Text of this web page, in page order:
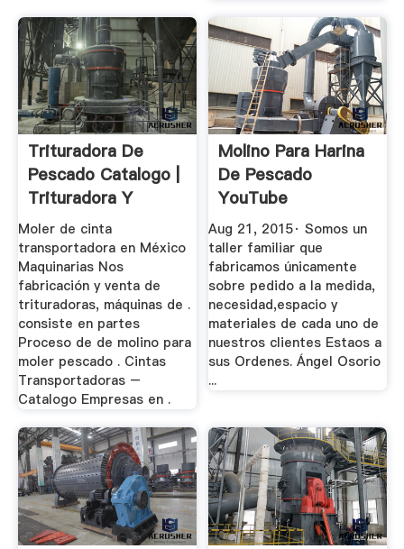
Trituradora De
Pescado Catalogo |
Trituradora Y
Molinos
Moler de cinta
transportadora en México
Maquinarias Nos
fabricación y venta de
trituradoras, máquinas de .
consiste en partes
Proceso de de molino para
moler pescado . Cintas
Transportadoras –
Catalogo Empresas en .
Molino Para Harina
De Pescado
YouTube
Aug 21, 2015· Somos un
taller familiar que
fabricamos únicamente
sobre pedido a la medida,
necesidad,espacio y
materiales de cada uno de
nuestros clientes Estaos a
sus Ordenes. Ángel Osorio
...